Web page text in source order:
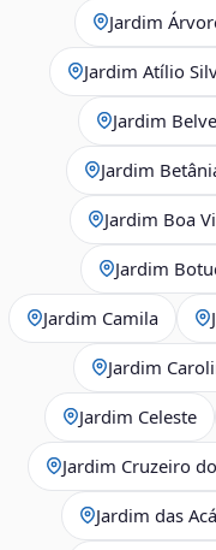
Jardim
Jardim Atílio
Jardim
Jardim
Jardim Boa
Jardim
Jardim Camila
Jardim
Jardim Celeste
Jardim Cruzeiro
Jardim das